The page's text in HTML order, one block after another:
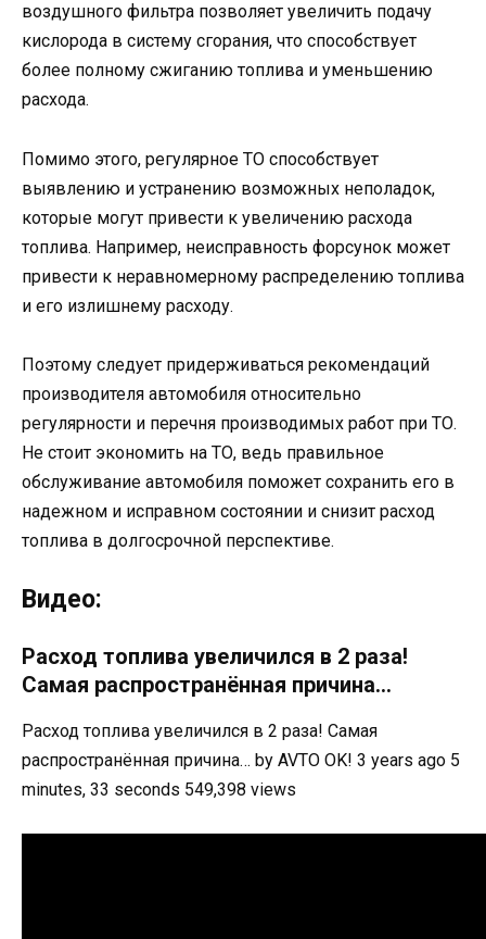
воздушного фильтра позволяет увеличить подачу
кислорода в систему сгорания, что способствует
более полному сжиганию топлива и уменьшению
расхода.
Помимо этого, регулярное ТО способствует
выявлению и устранению возможных неполадок,
которые могут привести к увеличению расхода
топлива. Например, неисправность форсунок может
привести к неравномерному распределению топлива
и его излишнему расходу.
Поэтому следует придерживаться рекомендаций
производителя автомобиля относительно
регулярности и перечня производимых работ при ТО.
Не стоит экономить на ТО, ведь правильное
обслуживание автомобиля поможет сохранить его в
надежном и исправном состоянии и снизит расход
топлива в долгосрочной перспективе.
Видео:
Расход топлива увеличился в 2 раза!
Самая распространённая причина…
Расход топлива увеличился в 2 раза! Самая
распространённая причина… by AVTO OK! 3 years ago 5
minutes, 33 seconds 549,398 views